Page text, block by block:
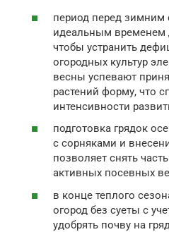
период перед зимним
идеальным временем
чтобы устранить
огородных культур
весны успевают
растений форму, что
интенсивности
подготовка грядок
с сорняками и
позволяет снять
активных посевных
в конце теплого
огород без суеты с
удобрять почву на